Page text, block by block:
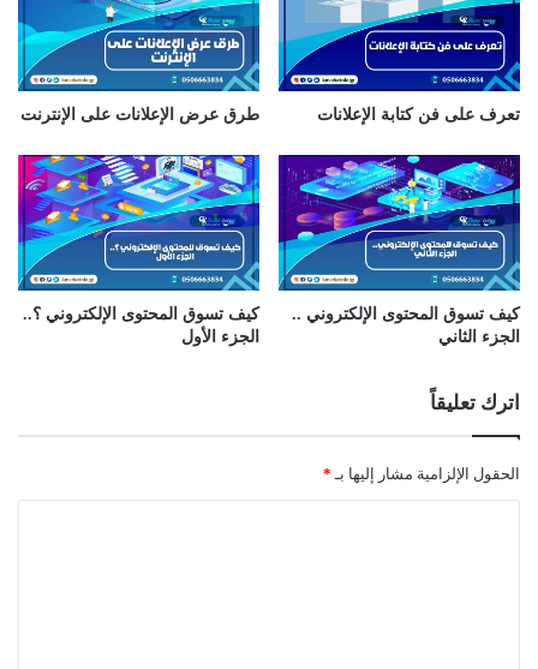
تعرف على فن كتابة الإعلانات طرق عرض الإعلانات على الإنترنت
كيف تسوق المحتوى الإلكتروني ..
الجزء الثاني
كيف تسوق المحتوى الإلكتروني ؟..
الجزء الأول
اترك تعليقاً
الحقول الإلزامية مشار إليها بـ *